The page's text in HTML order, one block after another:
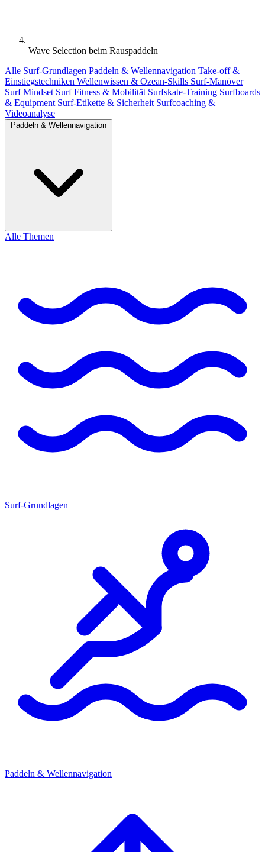
Wave Selection beim Rauspaddeln
Alle Surf-Grundlagen Paddeln & Wellennavigation Take-off &
Einstiegstechniken Wellenwissen & Ozean-Skills Surf-Manöver
Surf Mindset Surf Fitness & Mobilität Surfskate-Training Surfboards
& Equipment Surf-Etikette & Sicherheit Surfcoaching &
Videoanalyse
Paddeln & Wellennavigation
Alle Themen
Surf-Grundlagen
Paddeln & Wellennavigation